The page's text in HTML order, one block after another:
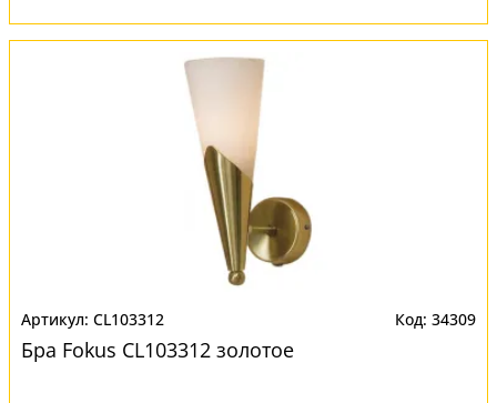
CL103312 34309
Бра Fokus CL103312 золотое